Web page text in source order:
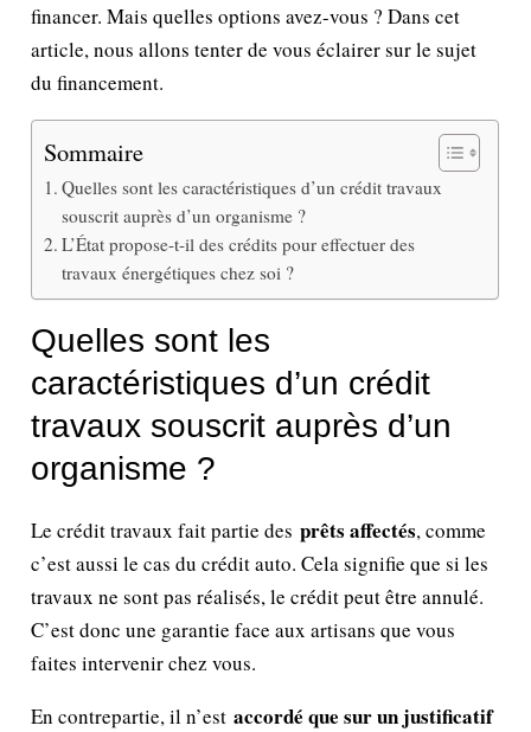
financer. Mais quelles options avez-vous ? Dans cet
article, nous allons tenter de vous éclairer sur le sujet
du financement.
Sommaire
Quelles sont les caractéristiques d’un crédit travaux
souscrit auprès d’un organisme ?
L’État propose-t-il des crédits pour effectuer des
travaux énergétiques chez soi ?
Quelles sont les
caractéristiques d’un crédit
travaux souscrit auprès d’un
organisme ?
Le crédit travaux fait partie desprêts affectés, comme
c’est aussi le cas du crédit auto. Cela signifie que si les
travaux ne sont pas réalisés, le crédit peut être annulé.
C’est donc une garantie face aux artisans que vous
faites intervenir chez vous.
En contrepartie, il n’est accordé que sur un justificatif